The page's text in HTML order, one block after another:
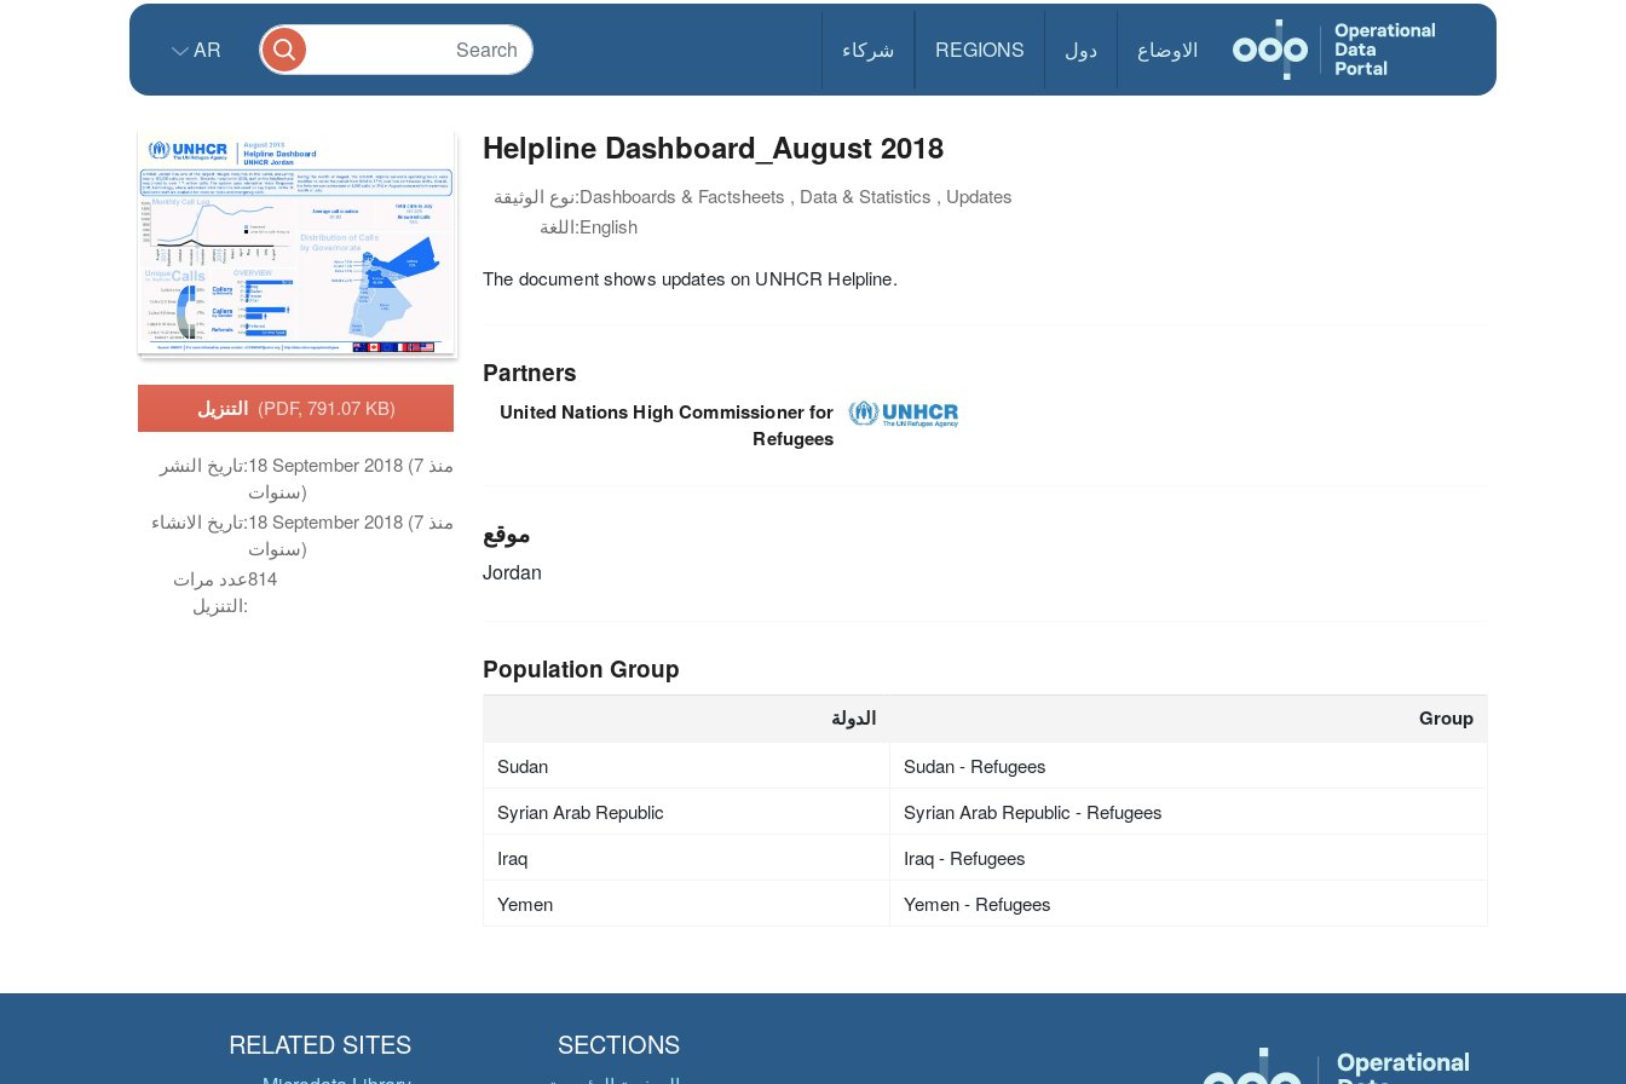
الاوضاع دول REGIONS شركاء AR
التنزيل (PDF, 791.07 KB)
تاريخ النشر:18 September 2018 (منذ 7
سنوات)
تاريخ الانشاء:18 September 2018 (منذ 7
سنوات)
عدد مرات
التنزيل:
814
Helpline Dashboard_August 2018
نوع الوثيقة:Dashboards & Factsheets , Data & Statistics , Updates
اللغة:English
The document shows updates on UNHCR Helpline.
Partners
United Nations High Commissioner for
Refugees
موقع
Jordan
Population Group
الدولة Group
Sudan
Sudan - Refugees
Syrian Arab Republic
Syrian Arab Republic - Refugees
Iraq
Iraq - Refugees
Yemen
Yemen - Refugees
SECTIONS
RELATED SITES